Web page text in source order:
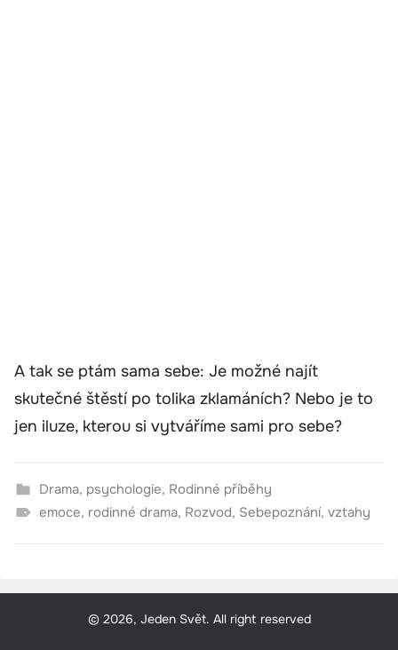
A tak se ptám sama sebe: Je možné najít
skutečné štěstí po tolika zklamáních? Nebo je to
jen iluze, kterou si vytváříme sami pro sebe?
Drama, psychologie, Rodinné příběhy
emoce, rodinné drama, Rozvod, Sebepoznání, vztahy
© 2026, Jeden Svět. All right reserved